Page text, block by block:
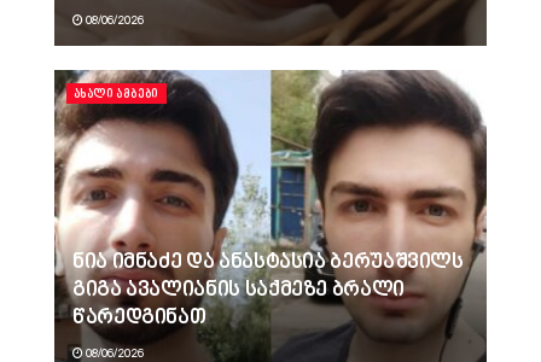
08/06/2026
ᲐᲮᲐᲚᲘ ᲐᲛᲑᲔᲑᲘ
ნია იმნაძე და ანასტასია ბერუაშვილს
გიგა ავალიანის საქმეზე ბრალი
წარედგინათ
08/06/2026